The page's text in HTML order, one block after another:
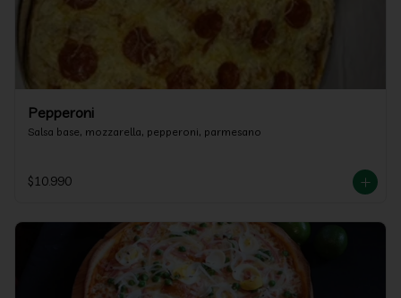
Pepperoni
Salsa base, mozzarella, pepperoni, parmesano
$10.990